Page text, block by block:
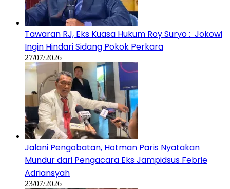
Tawaran RJ, Eks Kuasa Hukum Roy Suryo : Jokowi
Ingin Hindari Sidang Pokok Perkara
27/07/2026
Jalani Pengobatan, Hotman Paris Nyatakan
Mundur dari Pengacara Eks Jampidsus Febrie
Adriansyah
23/07/2026